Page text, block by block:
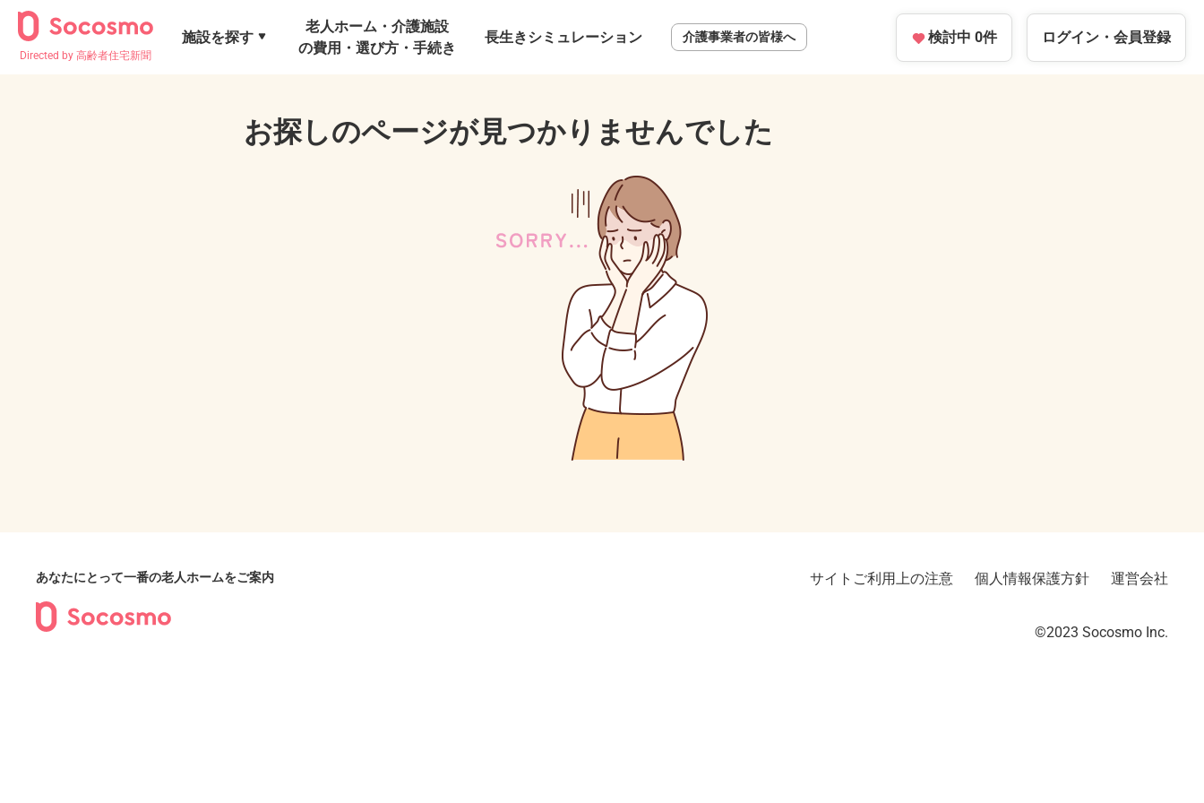
Directed by 高齢者住宅新聞
施設を探す
老人ホーム・介護施設
の費用・選び方・手続き
長生きシミュレーション 介護事業者の皆様へ 検討中 0件 ログイン・ 会員登録
お探しのページが見つかりませんでした
あなたにとって一番の老人ホームをご案内 サイトご利用上の注意 個人情報保護方針 運営会社
©2023︎ Socosmo Inc.